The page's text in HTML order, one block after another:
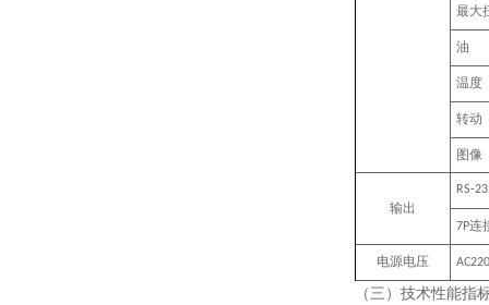
最大
油
温度
转动
图像
输出
RS-
7P连
电源电压
（三）技术性能指